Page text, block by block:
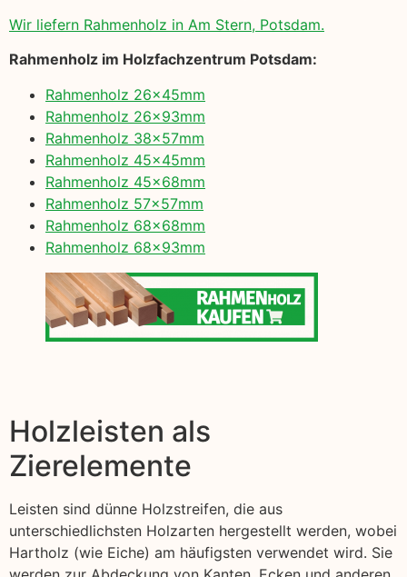
Wir liefern Rahmenholz in Am Stern, Potsdam.
Rahmenholz im Holzfachzentrum Potsdam:
Rahmenholz 26x45mm
Rahmenholz 26x93mm
Rahmenholz 38x57mm
Rahmenholz 45x45mm
Rahmenholz 45x68mm
Rahmenholz 57x57mm
Rahmenholz 68x68mm
Rahmenholz 68x93mm
Holzleisten als
Zierelemente
Leisten sind dünne Holzstreifen, die aus
unterschiedlichsten Holzarten hergestellt werden, wobei
Hartholz (wie Eiche) am häufigsten verwendet wird. Sie